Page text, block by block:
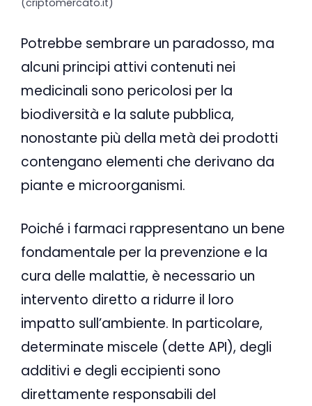
(criptomercato.it)
Potrebbe sembrare un paradosso, ma
alcuni principi attivi contenuti nei
medicinali sono pericolosi per la
biodiversità e la salute pubblica,
nonostante più della metà dei prodotti
contengano elementi che derivano da
piante e microorganismi.
Poiché i farmaci rappresentano un bene
fondamentale per la prevenzione e la
cura delle malattie, è necessario un
intervento diretto a ridurre il loro
impatto sull’ambiente. In particolare,
determinate miscele (dette API), degli
additivi e degli eccipienti sono
direttamente responsabili del